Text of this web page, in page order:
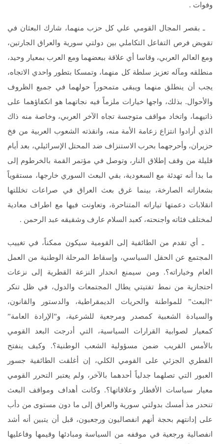
وفوات .
ـ بقصر المجال القومي علي كل حزب منهما، شارك البعثان في
تقويض فرص التفاعل التكاملي بين دولتي سورية والعراق الجارتين،
ومع العالم العربي، وقاسا أي علاقة ببعضهما ومع العرب بمعيار وحيد،
منطلقه ومآله تعزيز سلطة كل منهما، وتمسكا بتطور واحدي الاتجاه،
يجب أن ينطلق منهما ويبقى متمحوراً حولهما في جميع الظروف
والأحوال. بذلك، واجها خيارات ملزماً فيه نجاتهما هو انكفاؤهما على
ذاتيهما، واتخاد مواقف متوجسة تجاه الآخر العربي، وخاصة منه ذاك
الذي أرادوا انتزاع زعامة الأمة منه، وانقذته الشعوب العربية من فخ
حزيران، وأحرجهما بحرب الاستنزاف ضد المحتل الإسرائيلي، بعد أيام
قليلة من وقف إطلاق النار، وتوصل في مؤتمر القمة بالخرطوم إلى
ما بدا أنه تهدئة مع السعودية، بقي البعث السوري خارجها، مستقوياً
بشعاراته الصارخة، بينما غرق بعث العراق في صراعات تخللتها
انقلابات دعمتها تياراته المتناحرة، وتعاونت فيها مع اطراف معادية
لمختلف فئاته واجنحته، كعبد السلام عارف وشقيقه عبد الرحمن .
ـ أي تقدم من الطائفية إلى القومية سيكون ممكناً، في تغييب
المجتمع عن الحقل السياسي، وإسقاط المرحلة الوطنية من العمل
العام وخياراته؟. ومن سيمنع انحدار النزعة القطرية إلى نزعات
احتجازية من نمط تفتيتي يطال المجتمعات والدول، في ظل تنكر
“البعث” للمواطنة والحريات الديمقراطية، والدستور والقانون،
والسيادة الشعبية كمصدر ومرجعية للشرعية، و”الإرادة العامة”
كمعيار لصوابية القرارات السياسية، التي أدرجت البعد القومي
بالأمس القريب ضمن مسؤولية الشعب الوطنية؟. وكيف ينفتح
القطري الجزئي على القومي الكلي، إن أغلقت الطائفية جسور
العبور التي تصلهما جدلياً أحدهما بالآخر، ولم يعتبر التحرر القومي
معيار سياسات الأقطار وعلاقاتها؟. وكانت أهداف ومواقف البعث
تنحدر مذ أمسك بدولتي سورية والعراق إلى ما دون مستوى من دأب
على إدانتهم بحجة أنهم انفصاليون ورجعيون، قبل أن يتبين أنه أشد
انفصالية ورجعية في موقفه من السياسة ومبادئها وقيمها وفاعليها